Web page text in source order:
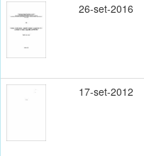
26-set-2016
17-set-2012